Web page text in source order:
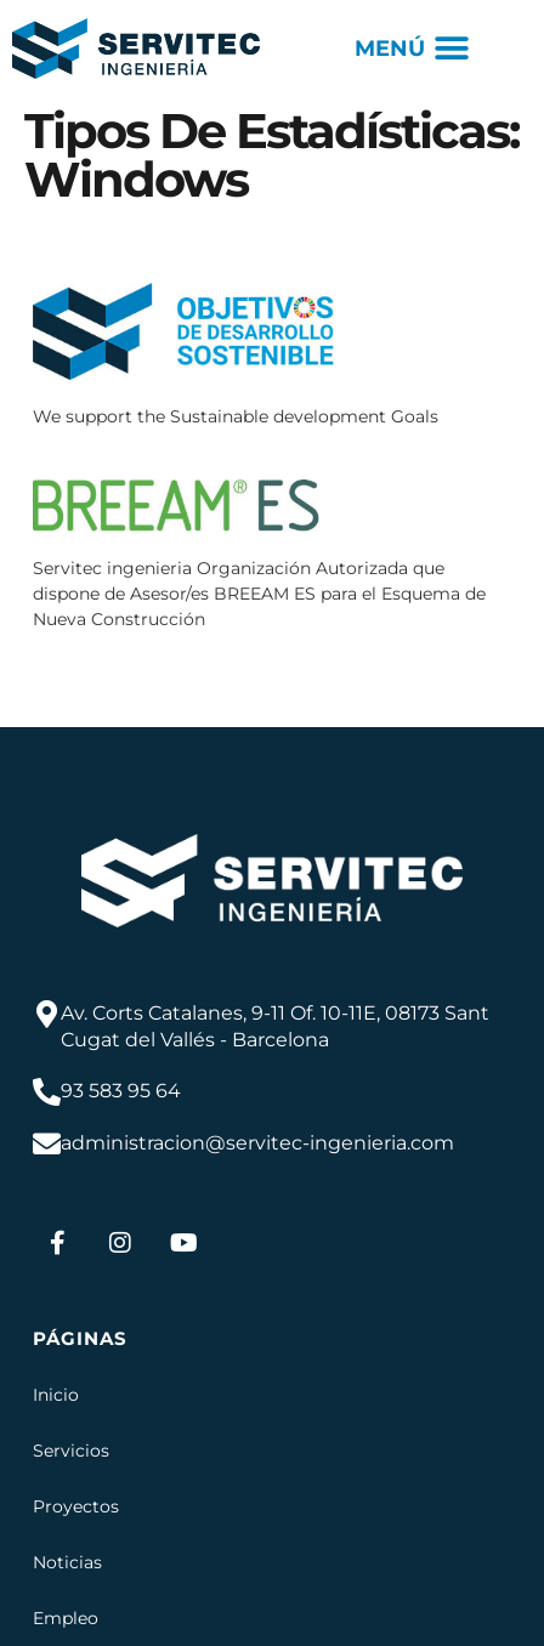
Tipos De Estadísticas:
Windows
We support the Sustainable development Goals
Servitec ingenieria Organización Autorizada que
dispone de Asesor/es BREEAM ES para el Esquema de
Nueva Construcción
Av. Corts Catalanes, 9-11 Of. 10-11E, 08173 Sant
Cugat del Vallés - Barcelona
93 583 95 64
administracion@servitec-ingenieria.com
PÁGINAS
Inicio
Servicios
Proyectos
Noticias
Empleo